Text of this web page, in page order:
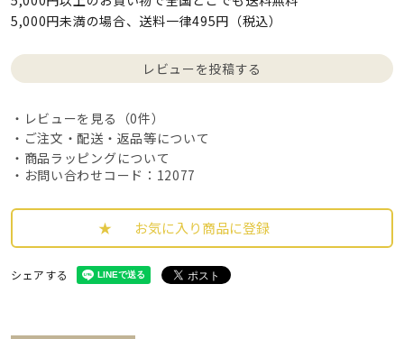
5,000円未満の場合、送料一律495円（税込）
レビューを投稿する
レビューを見る（0件）
ご注文・配送・返品等について
商品ラッピングについて
・お問い合わせコード：12077
お気に入り商品に登録
シェアする